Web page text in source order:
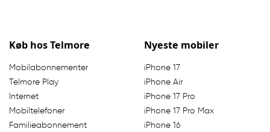
Køb hos Telmore
Mobilabonnementer
Telmore Play
Internet
Mobiltelefoner
Familieabonnement
Nyeste mobiler
iPhone 17
iPhone Air
iPhone 17 Pro
iPhone 17 Pro Max
iPhone 16